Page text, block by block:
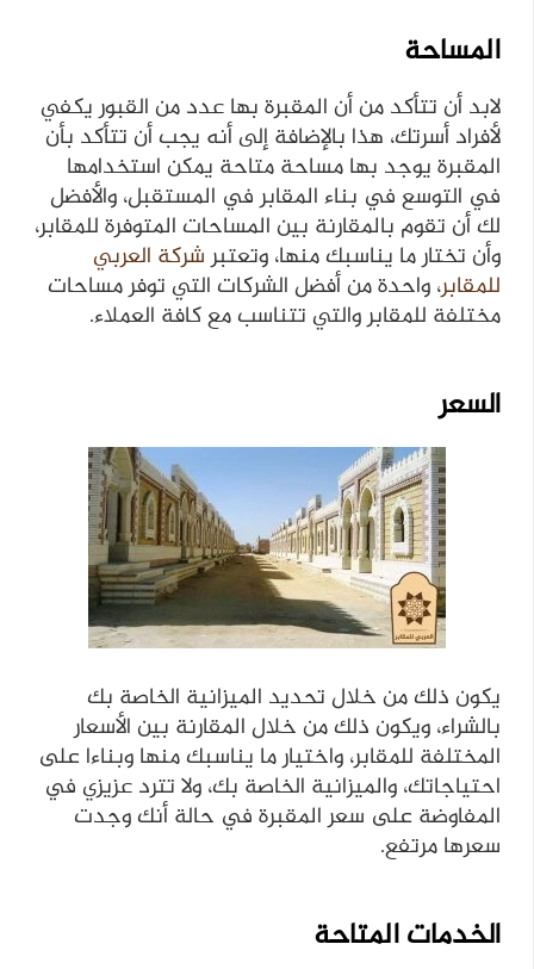
المساحة
لابد أن تتأكد من أن المقبرة بها عدد من القبور يكفي
لأفراد أسرتك، هذا بالإضافة إلى أنه يجب أن تتأكد بأن
المقبرة يوجد بها مساحة متاحة يمكن استخدامها
في التوسع في بناء المقابر في المستقبل، والأفضل
لك أن تقوم بالمقارنة بين المساحات المتوفرة للمقابر،
وأن تختار ما يناسبك منها، وتعتبرشركة العربي
للمقابر، واحدة من أفضل الشركات التي توفر مساحات
مختلفة للمقابر والتي تتناسب مع كافة العملاء.
السعر
يكون ذلك من خلال تحديد الميزانية الخاصة بك
بالشراء، ويكون ذلك من خلال المقارنة بين الأسعار
المختلفة للمقابر، واختيار ما يناسبك منها وبناءا على
احتياجاتك، والميزانية الخاصة بك، ولا تترد عزيزي في
المفاوضة على سعر المقبرة في حالة أنك وجدت
سعرها مرتفع.
الخدمات المتاحة